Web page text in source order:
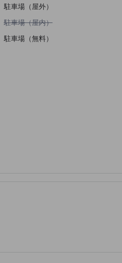
駐車場（屋外）
駐車場（屋内）不可
駐車場（屋内）
駐車場（無料）